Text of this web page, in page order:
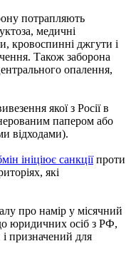
потрапляють
медичні
кровоспинні джгути і
Також заборона
опалення,
якої з Росії в
папером або
відходами).
ініціює санкціїпроти
які
про намір у місячний
юридичних осіб з РФ,
призначений для